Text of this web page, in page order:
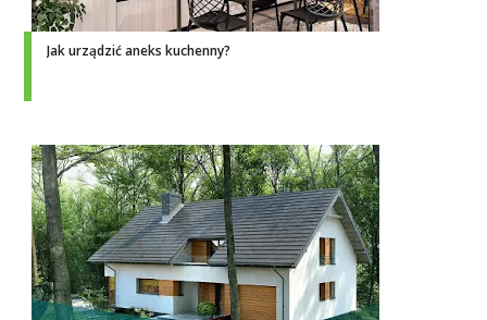
Jak urządzić aneks kuchenny?